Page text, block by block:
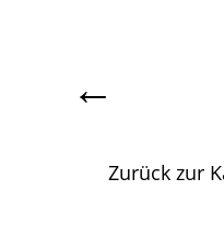
←
Zurück zur